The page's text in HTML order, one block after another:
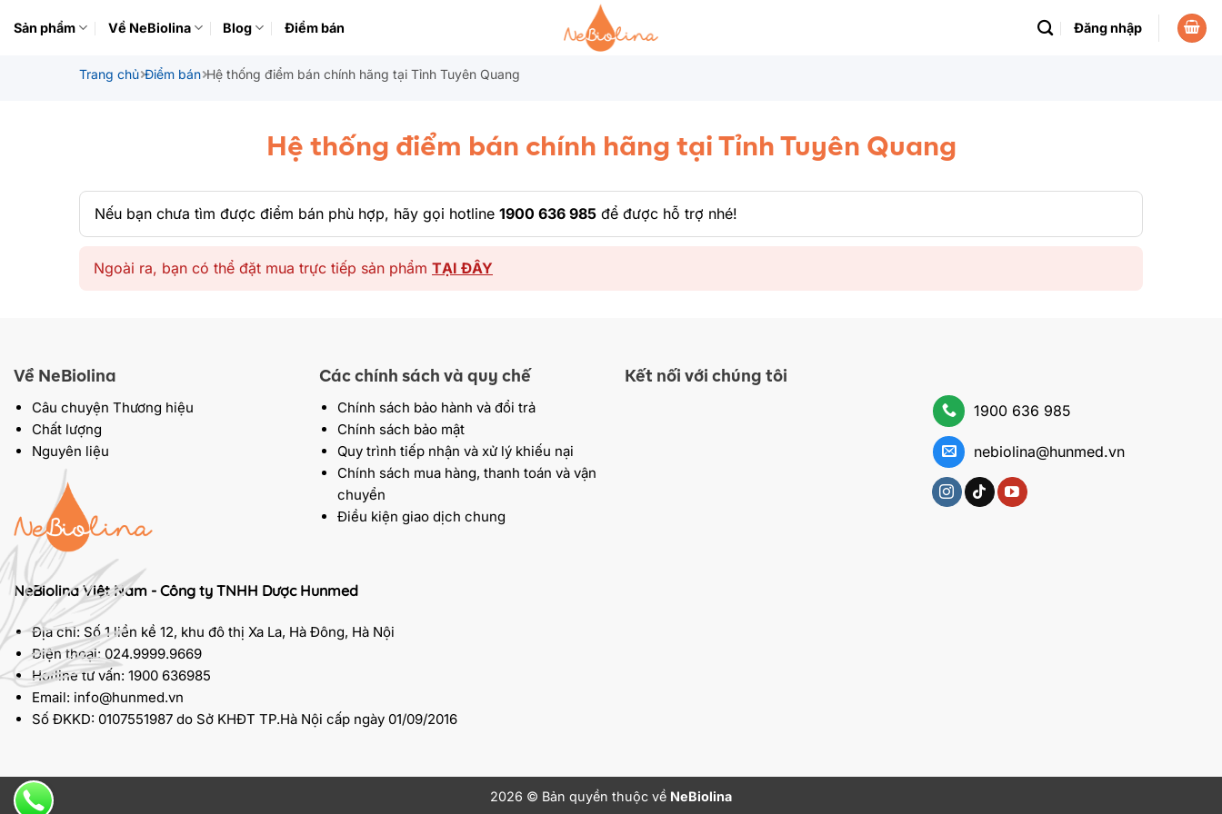
quaSản phẩm Về NeBiolina Blog Điểm bán Đăng nhập
Trang chủ Điểm bán Hệ thống điểm bán chính hãng tại Tỉnh Tuyên Quang
Hệ thống điểm bán chính hãng tại Tỉnh Tuyên Quang
Nếu bạn chưa tìm được điểm bán phù hợp, hãy gọi hotline 1900 636 985 để được hỗ trợ nhé!
Ngoài ra, bạn có thể đặt mua trực tiếp sản phẩm TẠI ĐÂY
Về NeBiolina
Câu chuyện Thương hiệu
Chất lượng
Nguyên liệu
Các chính sách và quy chế
Chính sách bảo hành và đổi trả
Chính sách bảo mật
Quy trình tiếp nhận và xử lý khiếu nại
Chính sách mua hàng, thanh toán và vận
chuyển
Điều kiện giao dịch chung
Kết nối với chúng tôi
1900 636 985
nebiolina@hunmed.vn
NeBiolina Việt Nam - Công ty TNHH Dược Hunmed
Địa chỉ: Số 1 liền kề 12, khu đô thị Xa La, Hà Đông, Hà Nội
Điện thoại: 024.9999.9669
Hotline tư vấn: 1900 636985
Email: info@hunmed.vn
Số ĐKKD: 0107551987 do Sở KHĐT TP.Hà Nội cấp ngày 01/09/2016
2026 © Bản quyền thuộc về NeBiolina